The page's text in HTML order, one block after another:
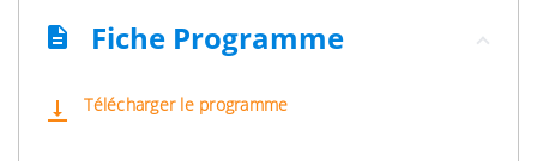
description Fiche Programme
vertical_align_bottom Télécharger le programme